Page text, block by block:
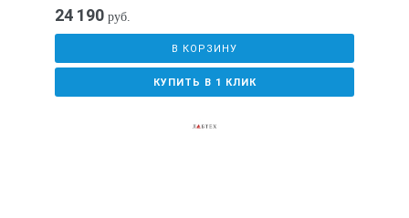
24 190 руб.
В КОРЗИНУ
КУПИТЬ В 1 КЛИК